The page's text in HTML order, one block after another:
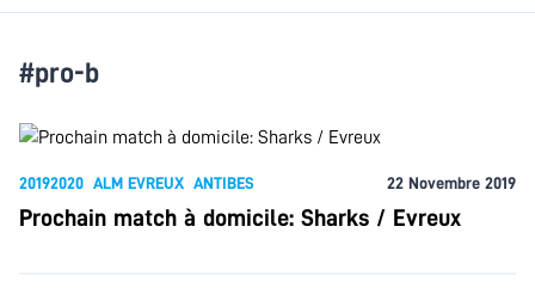
#pro-b
20192020 ALM EVREUX ANTIBES 22 Novembre 2019
Prochain match à domicile: Sharks / Evreux